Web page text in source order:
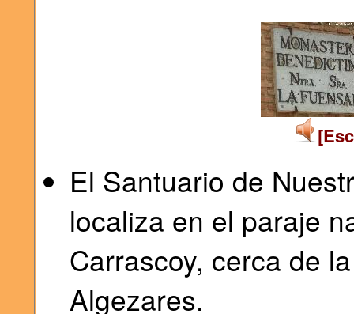
El Santuario de
localiza en el paraje
Carrascoy, cerca de
Algezares.